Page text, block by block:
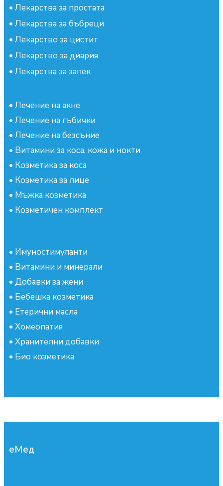
• Лекарства за простата
• Лекарства за бъбреци
• Лекарство за цистит
• Лекарство за диария
• Лекарства за запек
• Лечение на акне
• Лечение на гъбички
• Лечение на безсъние
• Витамини за коса, кожа и нокти
• Козметика за коса
• Козметика за лице
• Мъжка козметика
• Козметичен комплект
• Имуностимуланти
• Витамини и минерали
• Добавки за жени
• Бебешка козметика
• Етерични масла
• Хомеопатия
• Хранителни добавки
• Био козметика
еМед